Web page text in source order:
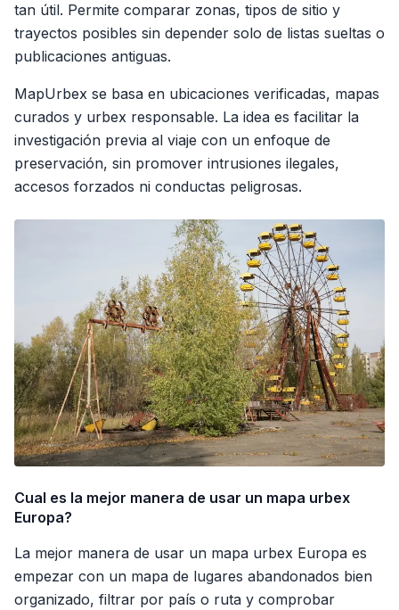
tan útil. Permite comparar zonas, tipos de sitio y
trayectos posibles sin depender solo de listas sueltas o
publicaciones antiguas.
MapUrbex se basa en ubicaciones verificadas, mapas
curados y urbex responsable. La idea es facilitar la
investigación previa al viaje con un enfoque de
preservación, sin promover intrusiones ilegales,
accesos forzados ni conductas peligrosas.
Cual es la mejor manera de usar un mapa urbex
Europa?
La mejor manera de usar un mapa urbex Europa es
empezar con un mapa de lugares abandonados bien
organizado, filtrar por país o ruta y comprobar